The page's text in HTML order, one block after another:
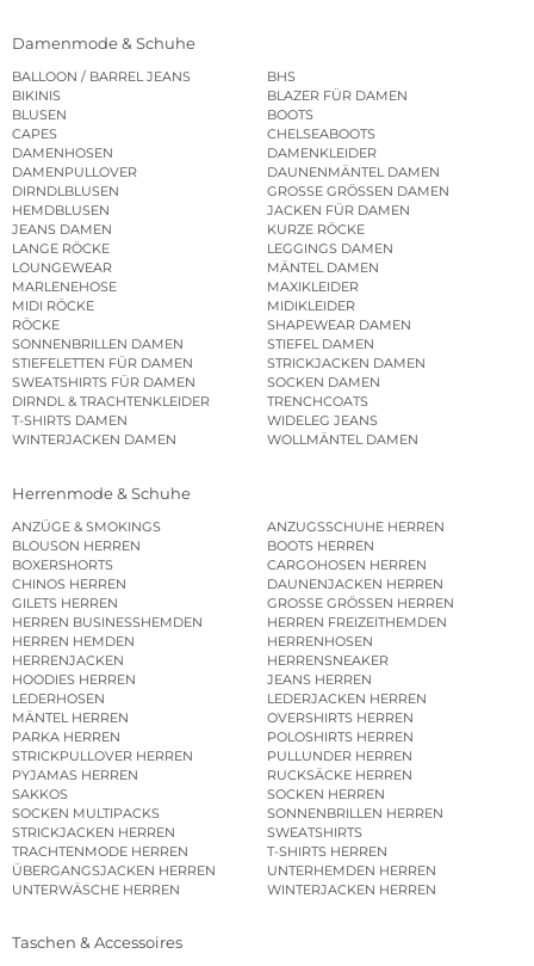
Damenmode & Schuhe
BALLOON / BARREL JEANS
BHS
BIKINIS
BLAZER FÜR DAMEN
BLUSEN
BOOTS
CAPES
CHELSEABOOTS
DAMENHOSEN
DAMENKLEIDER
DAMENPULLOVER
DAUNENMÄNTEL DAMEN
DIRNDLBLUSEN
GROSSE GRÖSSEN DAMEN
HEMDBLUSEN
JACKEN FÜR DAMEN
JEANS DAMEN
KURZE RÖCKE
LANGE RÖCKE
LEGGINGS DAMEN
LOUNGEWEAR
MÄNTEL DAMEN
MARLENEHOSE
MAXIKLEIDER
MIDI RÖCKE
MIDIKLEIDER
RÖCKE
SHAPEWEAR DAMEN
SONNENBRILLEN DAMEN
STIEFEL DAMEN
STIEFELETTEN FÜR DAMEN
STRICKJACKEN DAMEN
SWEATSHIRTS FÜR DAMEN
SOCKEN DAMEN
DIRNDL & TRACHTENKLEIDER
TRENCHCOATS
T-SHIRTS DAMEN
WIDELEG JEANS
WINTERJACKEN DAMEN
WOLLMÄNTEL DAMEN
Herrenmode & Schuhe
ANZÜGE & SMOKINGS
ANZUGSSCHUHE HERREN
BLOUSON HERREN
BOOTS HERREN
BOXERSHORTS
CARGOHOSEN HERREN
CHINOS HERREN
DAUNENJACKEN HERREN
GILETS HERREN
GROSSE GRÖSSEN HERREN
HERREN BUSINESSHEMDEN
HERREN FREIZEITHEMDEN
HERREN HEMDEN
HERRENHOSEN
HERRENJACKEN
HERRENSNEAKER
HOODIES HERREN
JEANS HERREN
LEDERHOSEN
LEDERJACKEN HERREN
MÄNTEL HERREN
OVERSHIRTS HERREN
PARKA HERREN
POLOSHIRTS HERREN
STRICKPULLOVER HERREN
PULLUNDER HERREN
PYJAMAS HERREN
RUCKSÄCKE HERREN
SAKKOS
SOCKEN HERREN
SOCKEN MULTIPACKS
SONNENBRILLEN HERREN
STRICKJACKEN HERREN
SWEATSHIRTS
TRACHTENMODE HERREN
T-SHIRTS HERREN
ÜBERGANGSJACKEN HERREN
UNTERHEMDEN HERREN
UNTERWÄSCHE HERREN
WINTERJACKEN HERREN
Taschen & Accessoires